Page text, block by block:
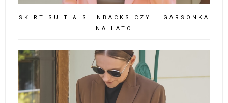
SKIRT SUIT & SLINBACKS CZYLI GARSONKA
NA LATO